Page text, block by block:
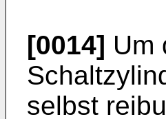
[0014] Um
selbst